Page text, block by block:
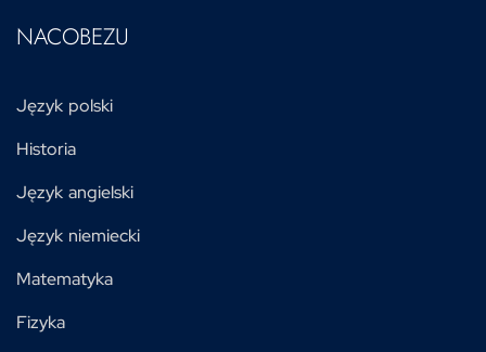
NACOBEZU
Język polski
Historia
Język angielski
Język niemiecki
Matematyka
Fizyka